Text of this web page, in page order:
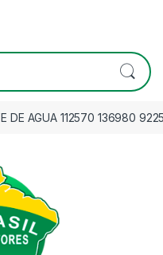
DE AGUA 112570 136980